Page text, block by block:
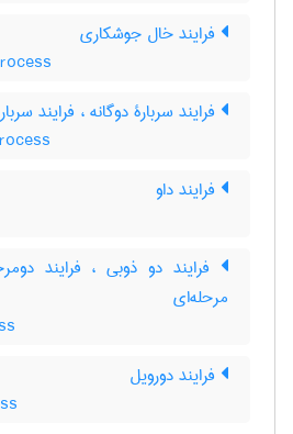
فرایند خال جوشکاری
فرایند سربارۀ دوگانه ، فرایند
فرایند داو
فرایند دو ذوبی ، فرایند
مرحله‌ای
فرایند دورویل